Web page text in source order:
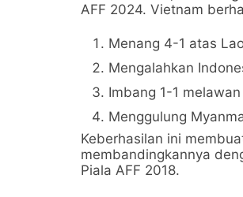
AFF 2024. Vietnam
Menang 4-1 atas
Mengalahkan
Imbang 1-1
Menggulung
Keberhasilan ini
membandingkannya
Piala AFF 2018.